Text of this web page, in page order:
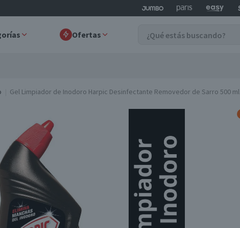
Ofertas
Gel Limpiador de Inodoro Harpic Desinfectante Removedor de Sarro 500 ml